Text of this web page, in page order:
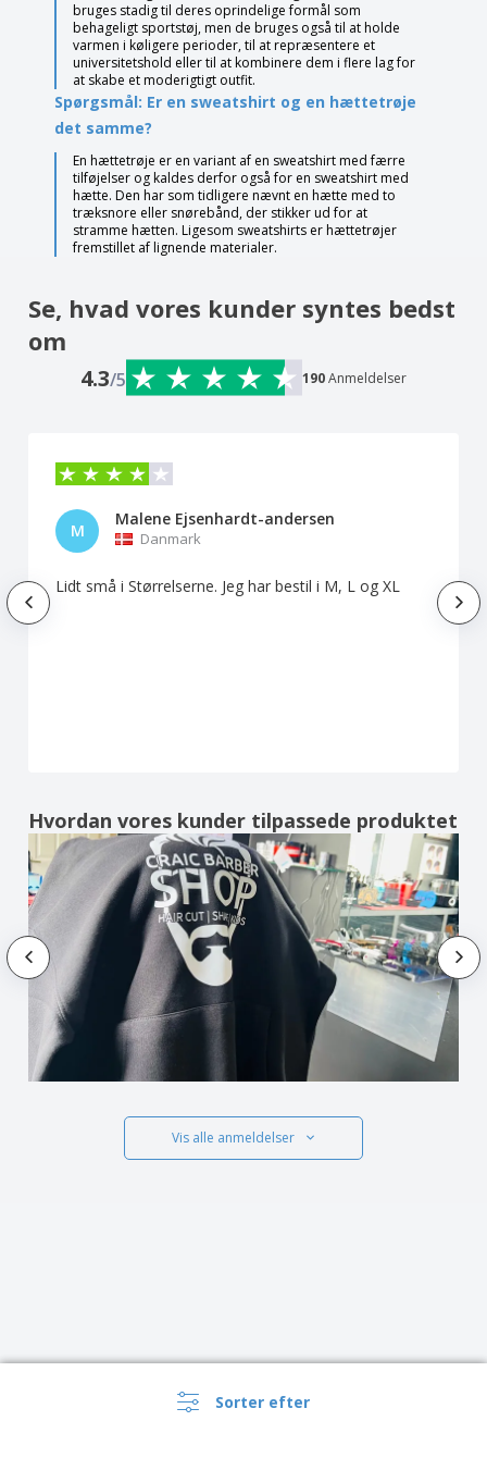
Sorter efter
bruges stadig til deres oprindelige formål som
behageligt sportstøj, men de bruges også til at holde
varmen i køligere perioder, til at repræsentere et
universitetshold eller til at kombinere dem i flere lag for
at skabe et moderigtigt outfit.
Spørgsmål: Er en sweatshirt og en hættetrøje
det samme?
En hættetrøje er en variant af en sweatshirt med færre
tilføjelser og kaldes derfor også for en sweatshirt med
hætte. Den har som tidligere nævnt en hætte med to
træksnore eller snørebånd, der stikker ud for at
stramme hætten. Ligesom sweatshirts er hættetrøjer
fremstillet af lignende materialer.
Se, hvad vores kunder syntes bedst
om
4.3/5 190Anmeldelser
M
Malene Ejsenhardt-andersen
Danmark
Lidt små i Størrelserne. Jeg har bestil i M, L og XL
Hvordan vores kunder tilpassede produktet
Vis alle anmeldelser